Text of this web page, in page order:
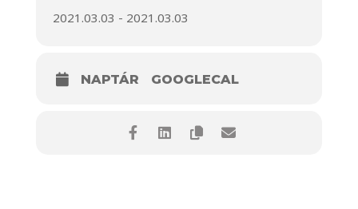
2021.03.03 - 2021.03.03
NAPTÁR GOOGLECAL